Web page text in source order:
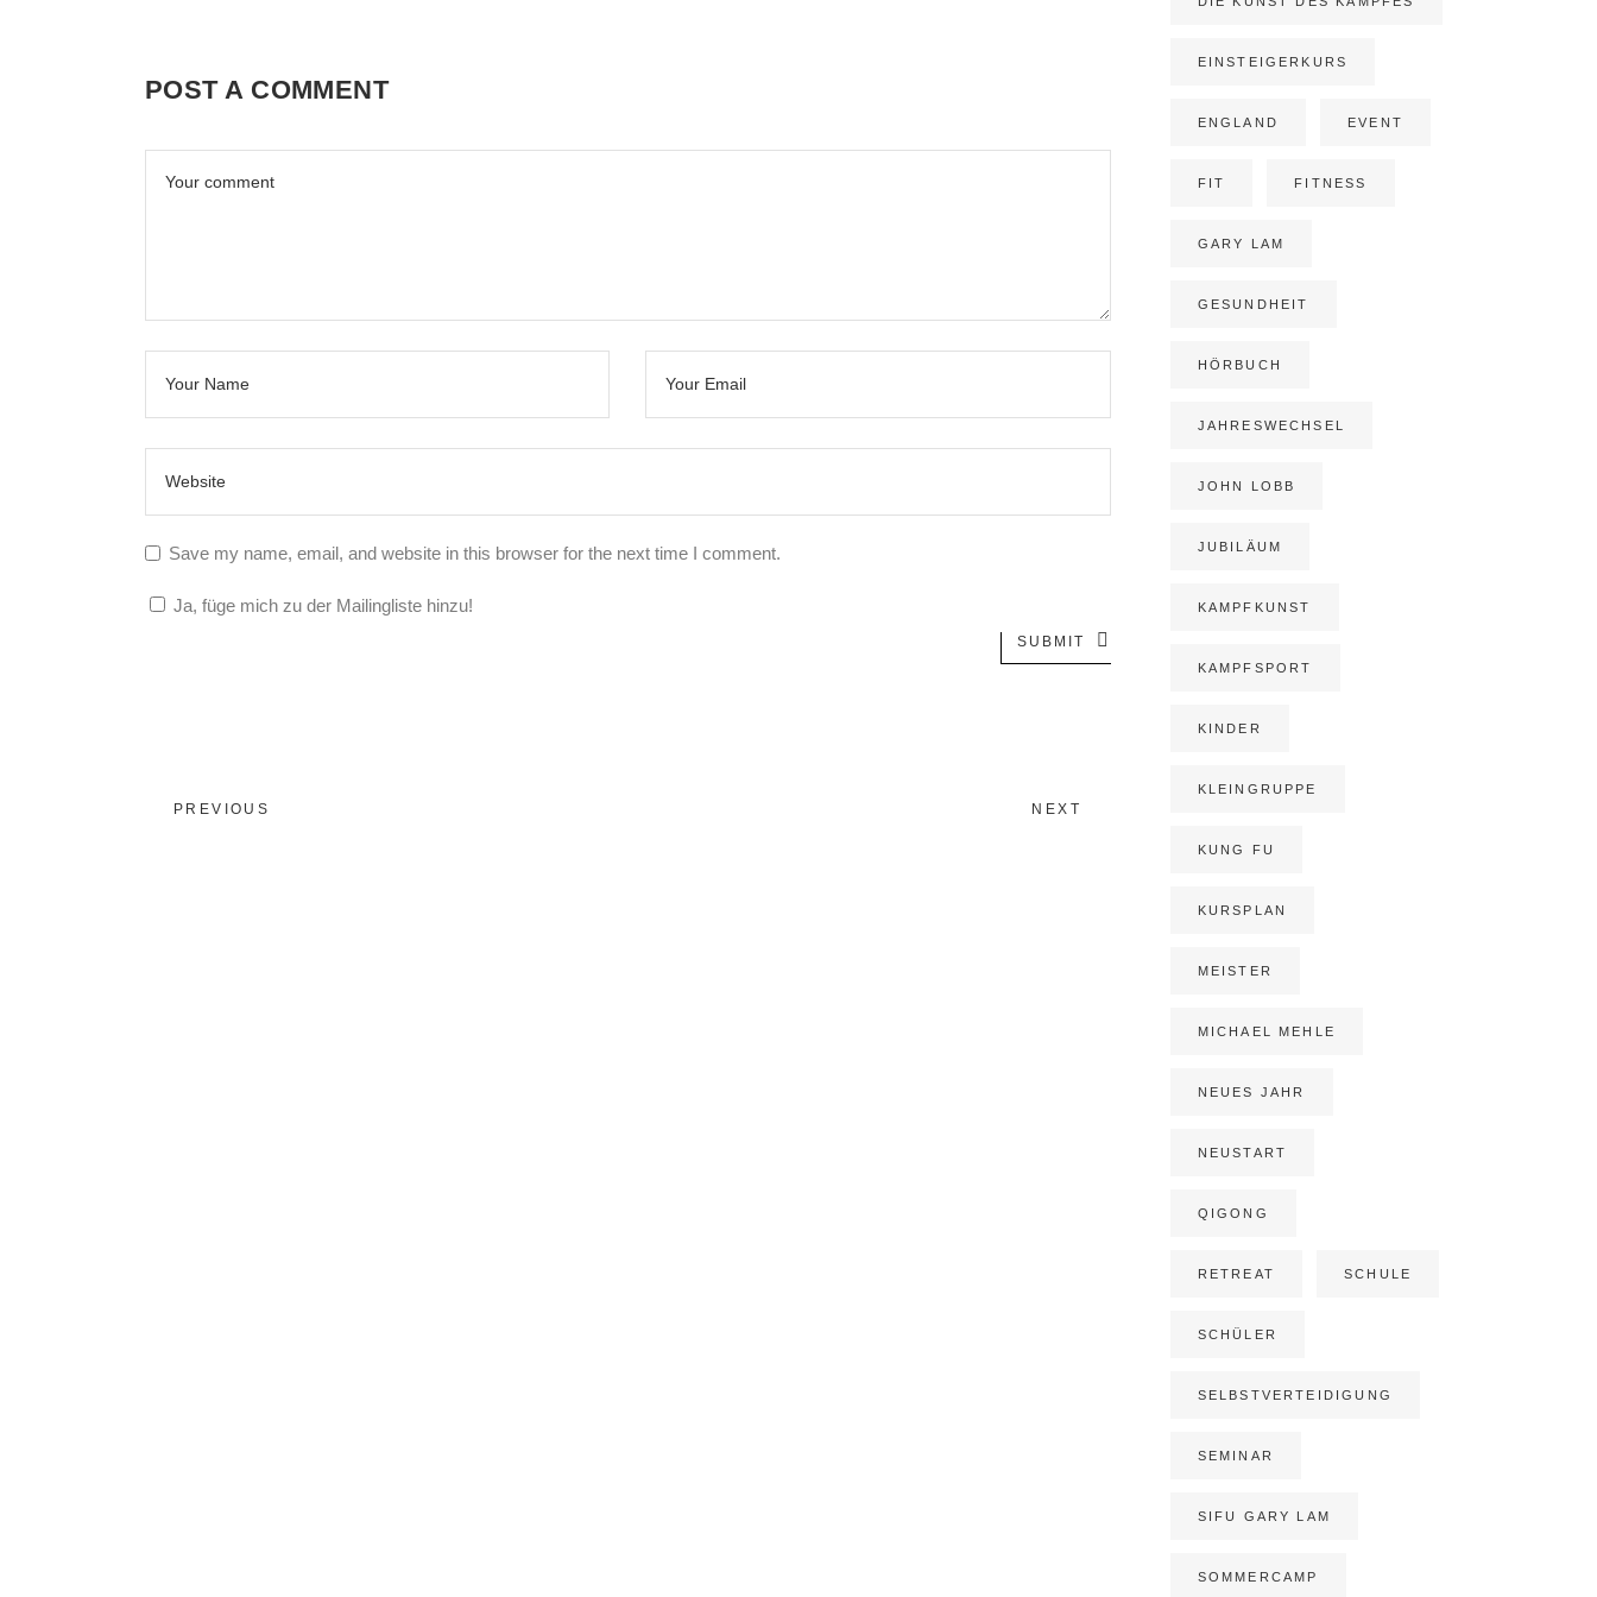
POST A COMMENT
Save my name, email, and website in this browser for the next time I comment.
Ja, füge mich zu der Mailingliste hinzu!
SUBMIT
PREVIOUS NEXT
EINSTEIGERKURS
ENGLAND EVENT
FIT FITNESS
GARY LAM
GESUNDHEIT
HÖRBUCH
JAHRESWECHSEL
JOHN LOBB
JUBILÄUM
KAMPFKUNST
KAMPFSPORT
KINDER
KLEINGRUPPE
KUNG FU
KURSPLAN
MEISTER
MICHAEL MEHLE
NEUES JAHR
NEUSTART
QIGONG
RETREAT SCHULE
SCHÜLER
SELBSTVERTEIDIGUNG
SEMINAR
SIFU GARY LAM
SOMMERCAMP